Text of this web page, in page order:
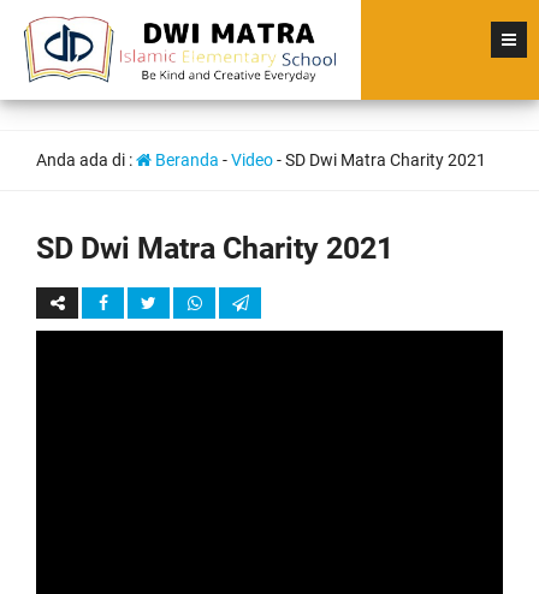
Anda ada di : Beranda -Video-SD Dwi Matra Charity 2021
SD Dwi Matra Charity 2021